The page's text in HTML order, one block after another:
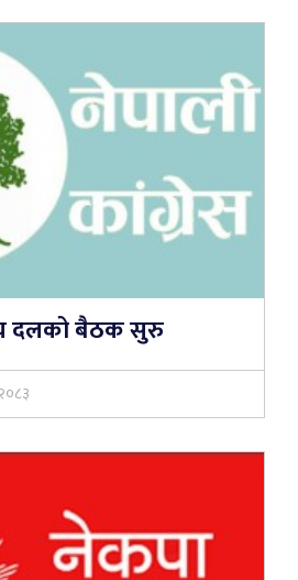
दलको बैठक सुरु